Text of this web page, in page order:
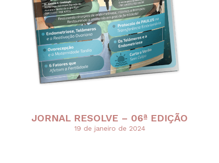
JORNAL RESOLVE – 06ª EDIÇÃO
19 de janeiro de 2024